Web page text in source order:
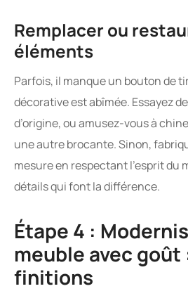
Remplacer ou
éléments
Parfois, il manque un bouton de
décorative est abîmée. Essayez
d’origine, ou amusez-vous à
une autre brocante. Sinon,
mesure en respectant l’esprit du
détails qui font la différence.
Étape 4 :
meuble avec goût
finitions